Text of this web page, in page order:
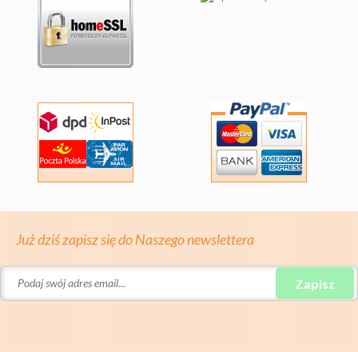
Już dziś zapisz się do Naszego newslettera
Zapisz